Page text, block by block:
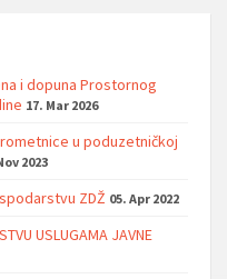
i dopuna Prostornog
17. Mar 2026
u poduzetničkoj
2023
ZDŽ 05. Apr 2022
USLUGAMA JAVNE